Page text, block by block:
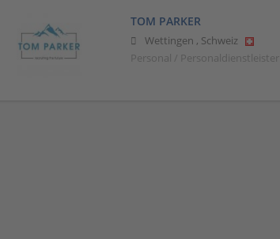
TOM PARKER
Wettingen , Schweiz
Personal / Personaldienstleister